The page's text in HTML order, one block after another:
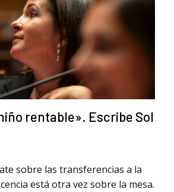
rentable». Escribe Sol
sobre las transferencias a la
está otra vez sobre la mesa.